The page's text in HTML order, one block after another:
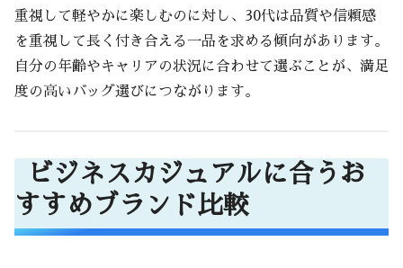
重視して軽やかに楽しむのに対し、30代は品質や信頼感
を重視して長く付き合える一品を求める傾向があります。
自分の年齢やキャリアの状況に合わせて選ぶことが、満足
度の高いバッグ選びにつながります。
ビジネスカジュアルに合うお
すすめブランド比較